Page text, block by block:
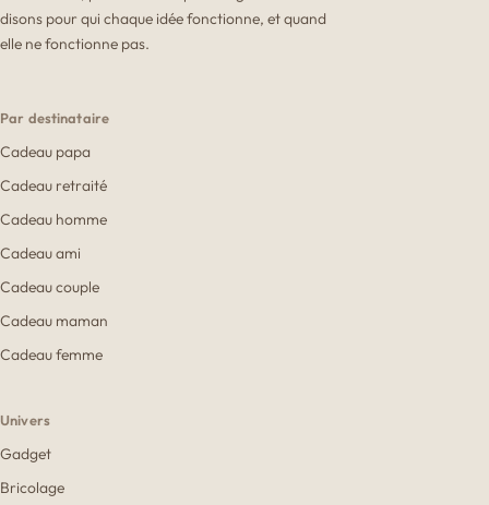
disons pour qui chaque idée fonctionne, et quand
elle ne fonctionne pas.
Par destinataire
Cadeau papa
Cadeau retraité
Cadeau homme
Cadeau ami
Cadeau couple
Cadeau maman
Cadeau femme
Univers
Gadget
Bricolage